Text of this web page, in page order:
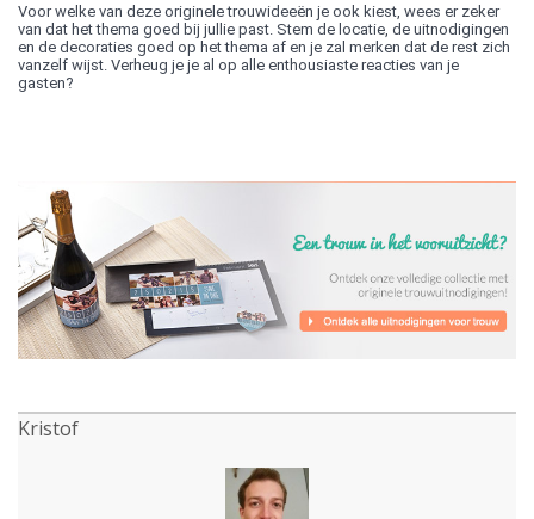
Voor welke van deze originele trouwideeën je ook kiest, wees er zeker
van dat het thema goed bij jullie past. Stem de locatie, de uitnodigingen
en de decoraties goed op het thema af en je zal merken dat de rest zich
vanzelf wijst. Verheug je je al op alle enthousiaste reacties van je
gasten?
Kristof